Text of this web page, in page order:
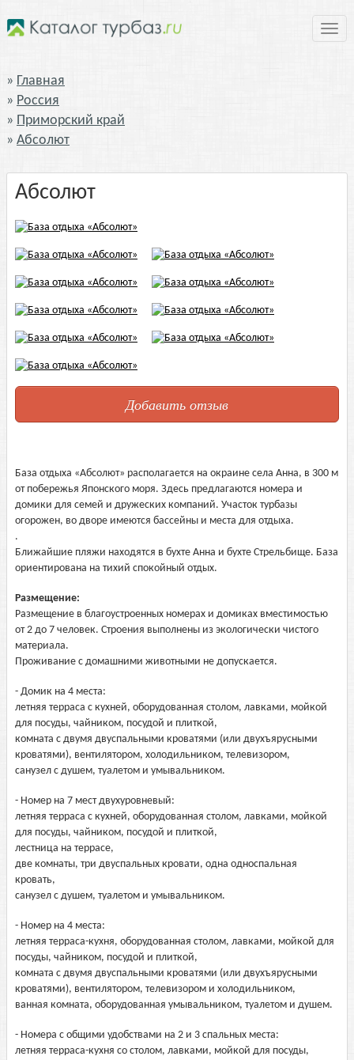
Главная
Россия
Приморский край
Абсолют
Абсолют
Добавить отзыв
База отдыха «Абсолют» располагается на окраине села Анна, в 300 м
от побережья Японского моря. Здесь предлагаются номера и
домики для семей и дружеских компаний. Участок турбазы
огорожен, во дворе имеются бассейны и места для отдыха.
.
Ближайшие пляжи находятся в бухте Анна и бухте Стрельбище. База
ориентирована на тихий спокойный отдых.
Размещение:
Размещение в благоустроенных номерах и домиках вместимостью
от 2 до 7 человек. Строения выполнены из экологически чистого
материала.
Проживание с домашними животными не допускается.
- Домик на 4 места:
летняя терраса с кухней, оборудованная столом, лавками, мойкой
для посуды, чайником, посудой и плиткой,
комната с двумя двуспальными кроватями (или двухъярусными
кроватями), вентилятором, холодильником, телевизором,
санузел с душем, туалетом и умывальником.
- Номер на 7 мест двухуровневый:
летняя терраса с кухней, оборудованная столом, лавками, мойкой
для посуды, чайником, посудой и плиткой,
лестница на террасе,
две комнаты, три двуспальных кровати, одна односпальная
кровать,
санузел с душем, туалетом и умывальником.
- Номер на 4 места:
летняя терраса-кухня, оборудованная столом, лавками, мойкой для
посуды, чайником, посудой и плиткой,
комната с двумя двуспальными кроватями (или двухъярусными
кроватями), вентилятором, телевизором и холодильником,
ванная комната, оборудованная умывальником, туалетом и душем.
- Номера с общими удобствами на 2 и 3 спальных места:
летняя терраса-кухня со столом, лавками, мойкой для посуды,